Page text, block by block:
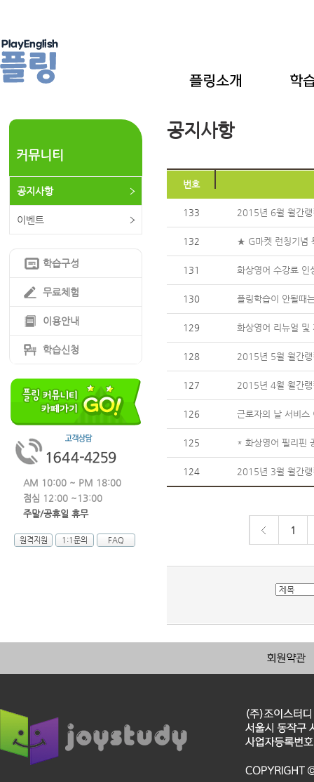
커뮤니티
공지사항
이벤트
학습구성
무료체험
이용안내
학습신청
AM 10:00 ~ PM 18:00
점심 12:00 ~13:00
주말/공휴일 휴무
원격지원 1:1문의 FAQ
공지사항
번호
133 2015년 6월 월간랭
132 ★ G마켓 런칭기념
131 화상영어 수강료 인
130 플링학습이 안될때
129 화상영어 리뉴얼 및
128 2015년 5월 월간랭
127 2015년 4월 월간랭
126 근로자의 날 서비스
125 * 화상영어 필리핀
124 2015년 3월 월간랭
1